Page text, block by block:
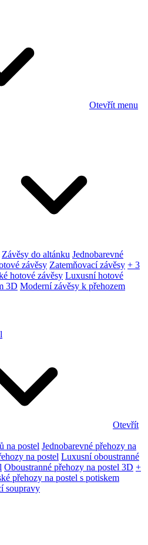
Otevřít menu
Závěsy do altánku Jednobarevné
závěsy Zatemňovací závěsy + 3
hotové závěsy Luxusní hotové
3D Moderní závěsy k přehozem
Otevřít
na postel Jednobarevné přehozy na
na postel Luxusní oboustranné
Oboustranné přehozy na postel 3D +
přehozy na postel s potiskem
soupravy